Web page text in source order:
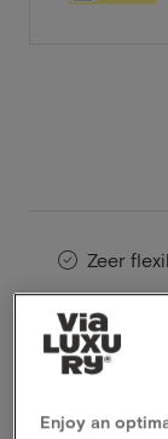
Zeer
Enjoy an